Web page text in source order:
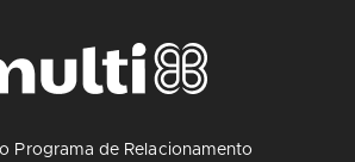
Programa de Relacionamento